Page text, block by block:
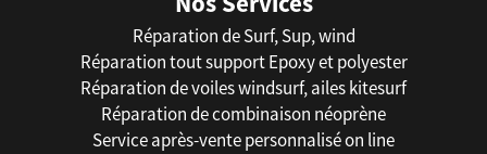
Réparation de Surf, Sup, wind
Réparation tout support Epoxy et polyester
Réparation de voiles windsurf, ailes kitesurf
Réparation de combinaison néoprène
Service après-vente personnalisé on line